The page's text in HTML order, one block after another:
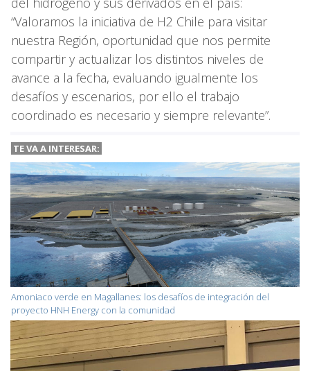
“Valoramos la iniciativa de H2 Chile para visitar
nuestra Región, oportunidad que nos permite
compartir y actualizar los distintos niveles de
avance a la fecha, evaluando igualmente los
desafíos y escenarios, por ello el trabajo
coordinado es necesario y siempre relevante”.
TE VA A INTERESAR:
Amoniaco verde en Magallanes: los desafíos de integración del
proyecto HNH Energy con la comunidad